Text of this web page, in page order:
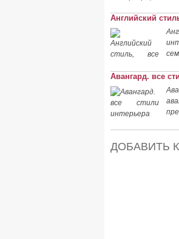
Английский
Авангард. все
ДОБАВИТЬ